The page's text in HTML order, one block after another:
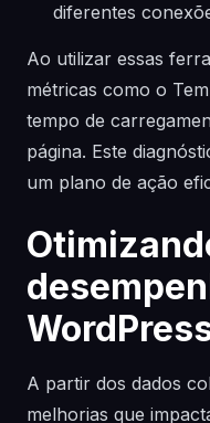
diferentes
Ao utilizar essas
métricas como o
tempo de
página. Este
um plano de ação
A partir dos dados
melhorias que